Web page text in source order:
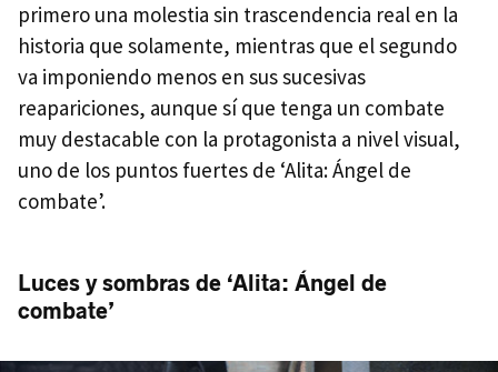
primero una molestia sin trascendencia real en la
historia que solamente, mientras que el segundo
va imponiendo menos en sus sucesivas
reapariciones, aunque sí que tenga un combate
muy destacable con la protagonista a nivel visual,
uno de los puntos fuertes de ‘Alita: Ángel de
combate’.
Luces y sombras de ‘Alita: Ángel de
combate’